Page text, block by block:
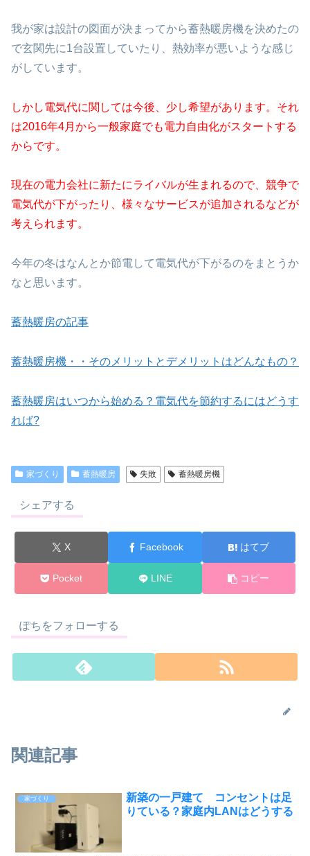
我が家は設計の図面が決まってから蓄熱暖房機を決めたの
で玄関先に1台設置していたり、熱効率が悪いような感じ
がしています。
しかし電気代に関しては今後、少し希望があります。それ
は2016年4月から一般家庭でも電力自由化がスタートする
からです。
現在の電力会社に新たにライバルが生まれるので、競争で
電気代が下がったり、様々なサービスが追加されるなどが
考えられます。
今年の冬はなんとか節電して電気代が下がるのをまとうか
なと思います。
蓄熱暖房の記事
蓄熱暖房機・・そのメリットとデメリットはどんなもの？
蓄熱暖房はいつから始める？電気代を節約するにはどうす
れば?
家づくり 蓄熱暖房 失敗 蓄熱暖房機
シェアする
X Facebook はてブ
Pocket LINE コピー
ぽちをフォローする
関連記事
家づくり
新築の一戸建て コンセントは足
りている？家庭内LANはどうする